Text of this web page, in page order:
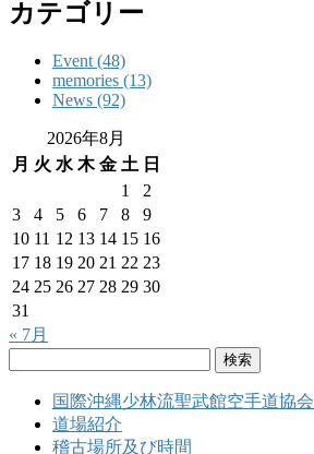
カテゴリー
Event (48)
memories (13)
News (92)
2026年8月
月 火 水 木 金 土 日
1
2
3
4 5 6 7 8
9
10 11 12 13 14 15 16
17 18 19 20 21 22 23
24 25 26 27 28 29 30
31
« 7月
国際沖縄少林流聖武館空手道協会
道場紹介
稽古場所及び時間